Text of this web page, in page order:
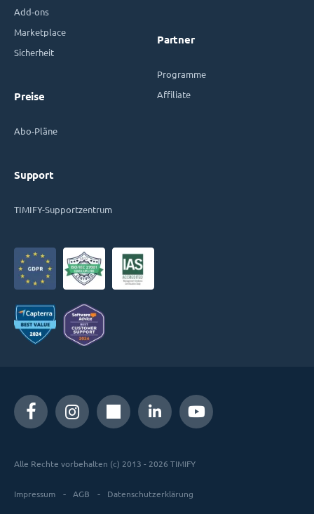
Add-ons
Marketplace
Sicherheit
Preise
Abo-Pläne
Support
TIMIFY-Supportzentrum
Partner
Programme
Affiliate
Alle Rechte vorbehalten (c) 2013 - 2026 TIMIFY
Impressum AGB Datenschutzerklärung